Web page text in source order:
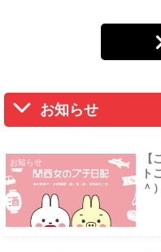
お知らせ
お知らせ
【
ト
＾）